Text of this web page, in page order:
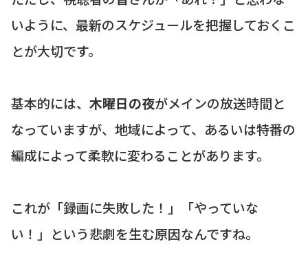
いように、最新のスケジュールを把握しておくこ
とが大切です。
基本的には、 木曜日の夜がメインの放送時間と
なっていますが、地域によって、あるいは特番の
編成によって柔軟に変わることがあります。
これが「録画に失敗した！」「やっていな
い！」という悲劇を生む原因なんですね。